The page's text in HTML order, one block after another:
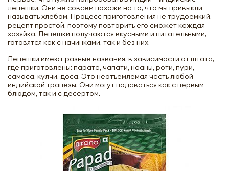
лепешки. Они не совсем похожи на то, что мы привыкли
называть хлебом. Процесс приготовления не трудоемкий,
рецепт простой, поэтому повторить его сможет каждая
хозяйка. Лепешки получаются вкусными и питательными,
готовятся как с начинками, так и без них.
Лепешки имеют разные названия, в зависимости от штата,
где приготовлены: парата, чапати, нааны, роти, пури,
самоса, кулчи, доса. Это неотъемлемая часть любой
индийской трапезы. Они могут подаваться как с первым
блюдом, так и с десертом.